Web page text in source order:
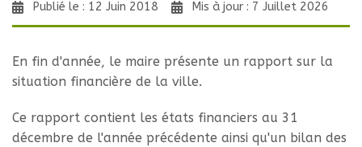
Publié le : 12 Juin 2018 Mis à jour : 7 Juillet 2026
En fin d'année, le maire présente un rapport sur la
situation financière de la ville.
Ce rapport contient les états financiers au 31
décembre de l'année précédente ainsi qu'un bilan des